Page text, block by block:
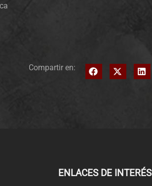
Compartir en:
ENLACES DE INTERÉS